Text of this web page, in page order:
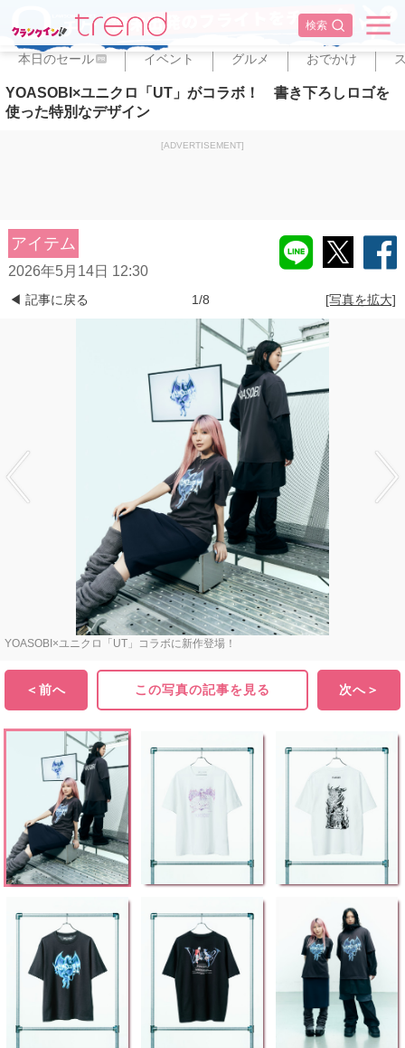
検索
✕
本日のセール PR イベント グルメ おでかけ
YOASOBI×ユニクロ「UT」がコラボ！ 書き下ろしロゴを
使った特別なデザイン
[ADVERTISEMENT]
アイテム
2026年5月14日 12:30
◀ 記事に戻る 1/8 [写真を拡大]
YOASOBI×ユニクロ「UT」コラボに新作登場！
＜前へ この写真の記事を見る 次へ＞